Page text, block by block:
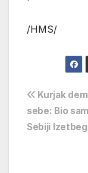
/HMS/
objava
Kurjak
sebe: Bio
Sebiji